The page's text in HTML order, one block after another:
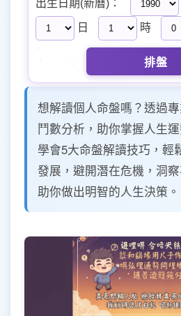
出生日期(新曆)：
日 時
排盤
想解讀個人命盤嗎？透過
鬥數分析，助你掌握人生
學會5大命盤解讀技巧，輕
發展，避開潛在危機，洞
助你做出明智的人生決策。